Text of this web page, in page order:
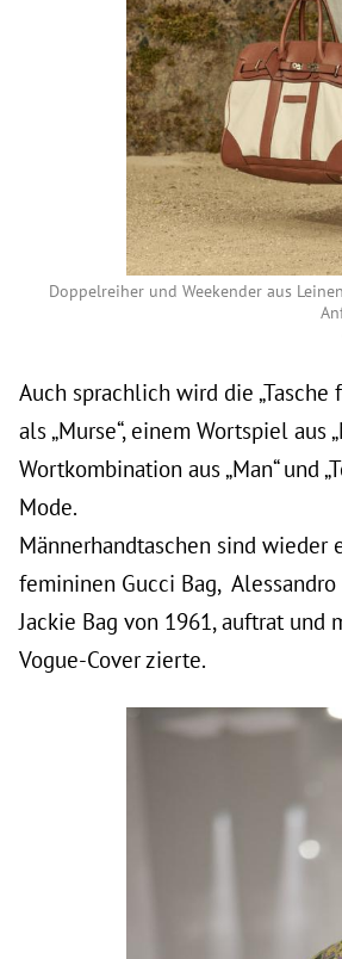
Doppelreiher und Weekender aus
Auch sprachlich wird die
als „Murse“, einem Wortspiel aus
Wortkombination aus „Man“ und
Mode.
Männerhandtaschen sind wieder
femininen Gucci Bag,
Jackie Bag von 1961, auftrat
Vogue-Cover zierte.